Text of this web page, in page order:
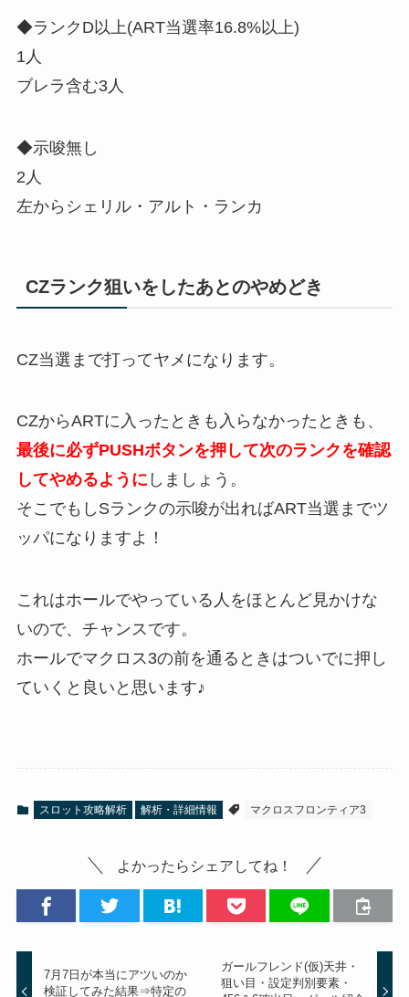
◆ランクD以上(ART当選率16.8%以上)
1人
ブレラ含む3人
◆示唆無し
2人
左からシェリル・アルト・ランカ
CZランク狙いをしたあとのやめどき
CZ当選まで打ってヤメになります。
CZからARTに入ったときも入らなかったときも、
最後に必ずPUSHボタンを押して次のランクを確認
してやめるように しましょう。
そこでもしSランクの示唆が出ればART当選までツ
ッパになりますよ！
これはホールでやっている人をほとんど見かけな
いので、チャンスです。
ホールでマクロス3の前を通るときはついでに押し
ていくと良いと思います♪
スロット攻略解析 解析・詳細情報 マクロスフロンティア3
よかったらシェアしてね！
7月7日が本当にアツいのか
検証してみた結果⇒特定の
ガールフレンド(仮)天井・
狙い目・設定判別要素・